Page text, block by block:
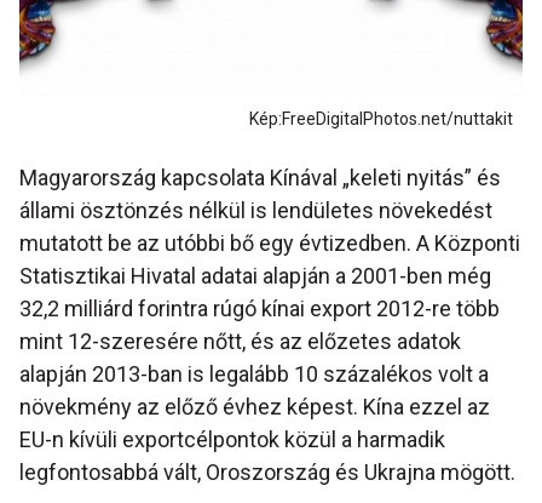
Kép:FreeDigitalPhotos.net/nuttakit
Magyarország kapcsolata Kínával „keleti nyitás” és
állami ösztönzés nélkül is lendületes növekedést
mutatott be az utóbbi bő egy évtizedben. A Központi
Statisztikai Hivatal adatai alapján a 2001-ben még
32,2 milliárd forintra rúgó kínai export 2012-re több
mint 12-szeresére nőtt, és az előzetes adatok
alapján 2013-ban is legalább 10 százalékos volt a
növekmény az előző évhez képest. Kína ezzel az
EU-n kívüli exportcélpontok közül a harmadik
legfontosabbá vált, Oroszország és Ukrajna mögött.